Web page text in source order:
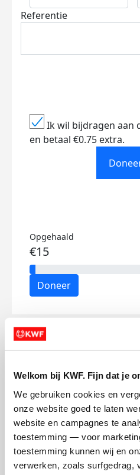
Welkom bij KWF. Fijn dat je
We gebruiken cookies en
onze website goed te laten
website en campagnes te
toestemming — voor
toestemming kunnen wij en
verwerken, zoals surfgedrag,
Referentie
Ik wil bijdragen aan
en betaal €0.75 extra.
Opgehaald
€15
Doneer